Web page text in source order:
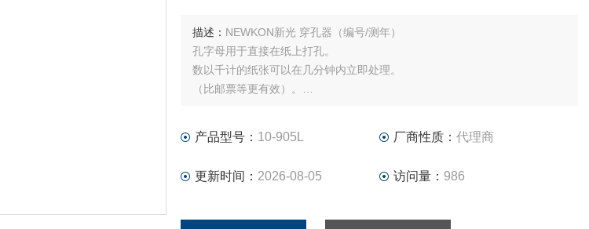
描述：
NEWKON新光 穿孔器（编号/测年）
孔字母用于直接在纸上打孔。
数以千计的纸张可以在几分钟内立即处理。
（比邮票等更有效）。
产品型号： 10-905L 厂商性质： 代理商
更新时间： 2026-08-05 访问量： 986